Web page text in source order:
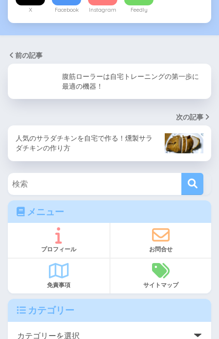
X Facebook Instagram Feedly
前の記事
腹筋ローラーは自宅トレーニングの第一歩に
最適の機器！
次の記事
人気のサラダチキンを自宅で作る！燻製サラ
ダチキンの作り方
メニュー
プロフィール お問合せ
免責事項 サイトマップ
カテゴリー